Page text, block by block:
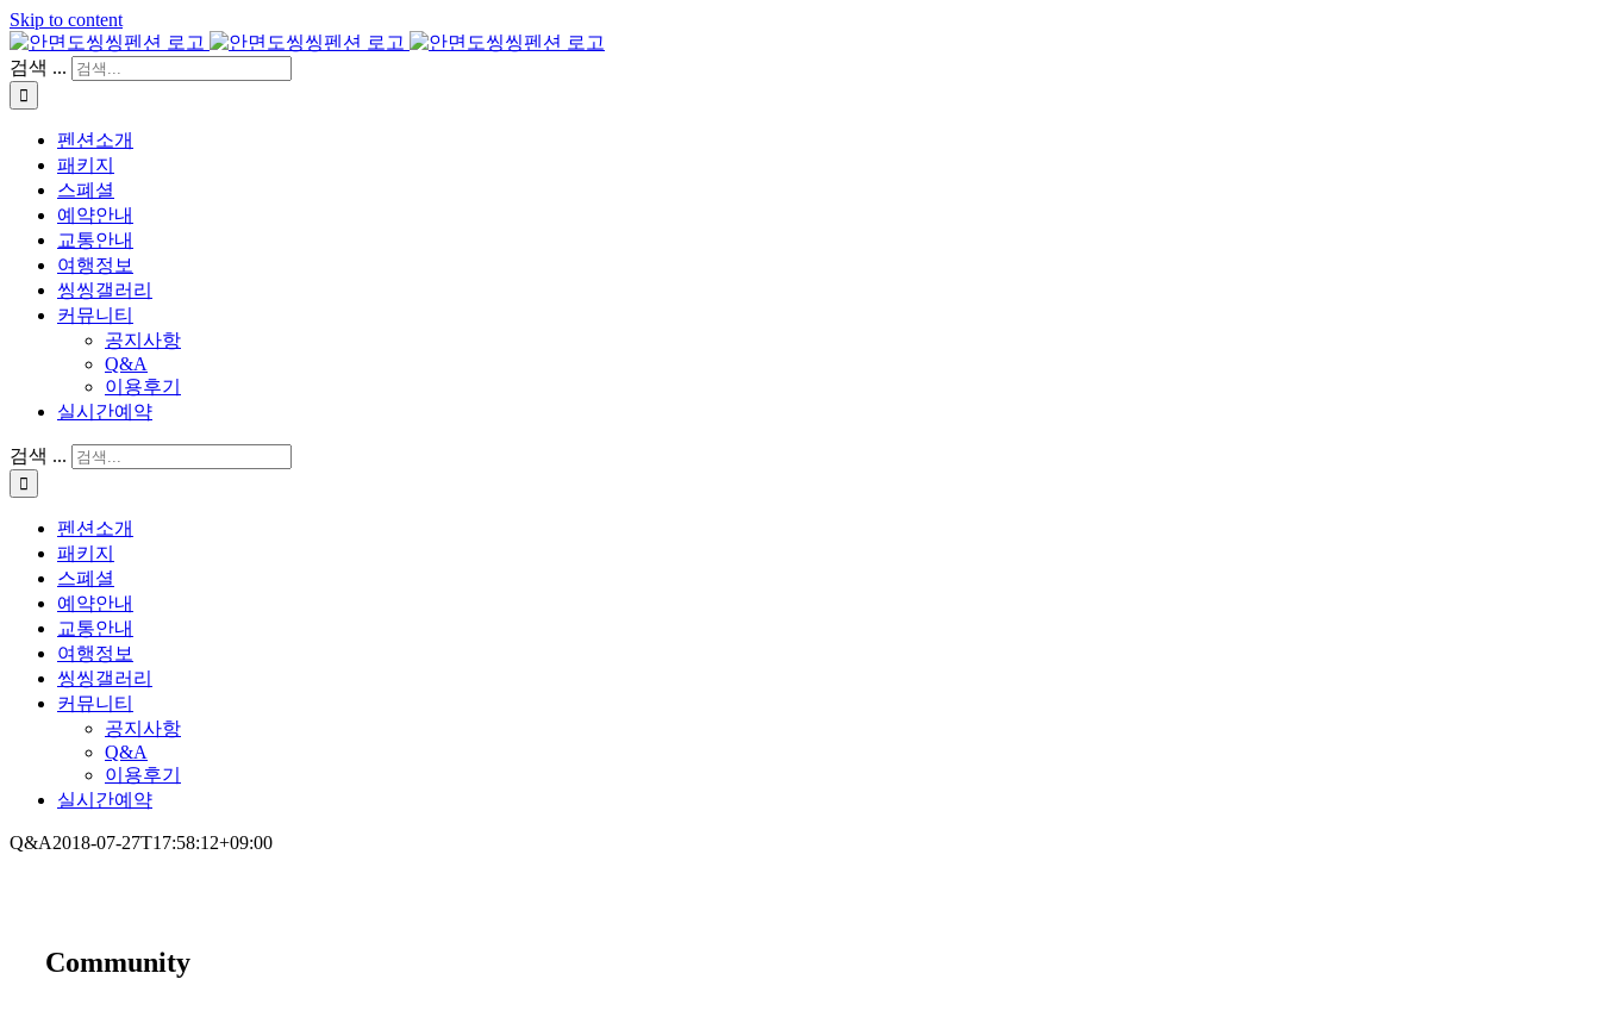
Skip to content
검색 ...
펜션소개
패키지
스폐셜
예약안내
교통안내
여행정보
씽씽갤러리
커뮤니티
공지사항
Q&A
이용후기
실시간예약
검색 ...
펜션소개
패키지
스폐셜
예약안내
교통안내
여행정보
씽씽갤러리
커뮤니티
공지사항
Q&A
이용후기
실시간예약
Q&A2018-07-27T17:58:12+09:00
Community